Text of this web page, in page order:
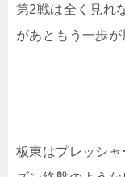
第2戦は全く見れ
があともう一歩が
板東はプレッシ